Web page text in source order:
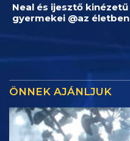
Neal és ijesztő kinézetű
gyermekei @az életben
ÖNNEK AJÁNLJUK